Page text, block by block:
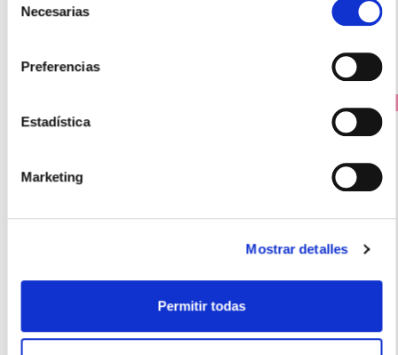
Necesarias
Preferencias
Estadística
Marketing
Mostrar detalles
Permitir todas
21.95€